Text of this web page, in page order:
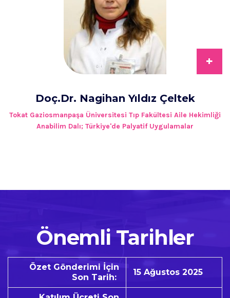
+
Doç.Dr. Nagihan Yıldız Çeltek
Tokat Gaziosmanpaşa Üniversitesi Tıp Fakültesi Aile Hekimliği
Anabilim Dalı; Türkiye'de Palyatif Uygulamalar
Önemli Tarihler
Özet Gönderimi İçin
Son Tarih:
15 Ağustos 2025